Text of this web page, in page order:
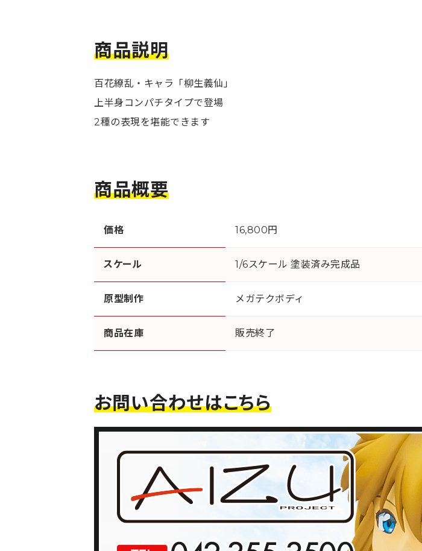
商品説明
百花繚乱・キャラ「柳生義仙」
上半身コンパチタイプで登場
2種の表現を堪能できます
商品概要
価格 16,800円
スケール 1/6スケール 塗装済み完成品
原型制作 メガテクボディ
商品在庫 販売終了
お問い合わせはこちら